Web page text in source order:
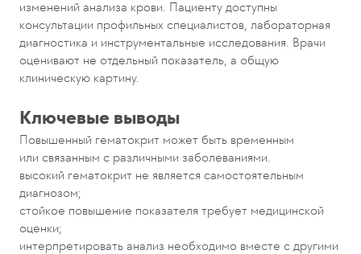
изменений анализа крови. Пациенту доступны
консультации профильных специалистов, лабораторная
диагностика и инструментальные исследования. Врачи
оценивают не отдельный показатель, а общую
клиническую картину.
Ключевые выводы
Повышенный гематокрит может быть временным
или связанным с различными заболеваниями.
высокий гематокрит не является самостоятельным
диагнозом;
стойкое повышение показателя требует медицинской
оценки;
интерпретировать анализ необходимо вместе с другими